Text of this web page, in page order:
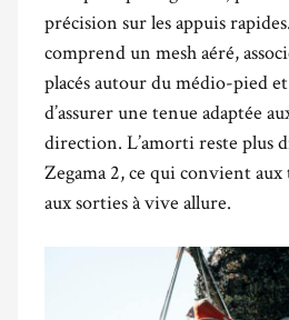
précision sur les appuis
comprend un mesh aéré,
placés autour du médio-pied
d’assurer une tenue adaptée
direction. L’amorti reste plus
Zegama 2, ce qui convient
aux sorties à vive allure.